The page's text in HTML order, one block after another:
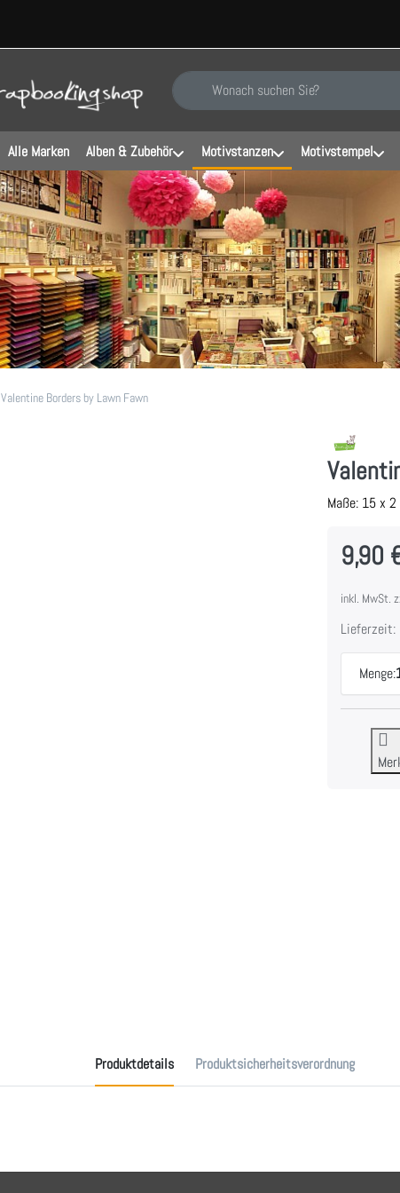
Geben Sie einen Suchbegriff ein.
Alle Marken Alben & Zubehör Motivstanzen Motivstempel
Valentine Borders by Lawn Fawn
Maße: 15 x
9,90
inkl. MwSt.
Lieferzeit:
Menge:
Produktdetails Produktsicherheitsverordnung